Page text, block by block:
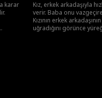
karar
Kız, erkek arkadaşıyla
verir. Baba onu
Kızının erkek
uğradığını görünce